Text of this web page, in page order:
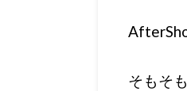
そもそ